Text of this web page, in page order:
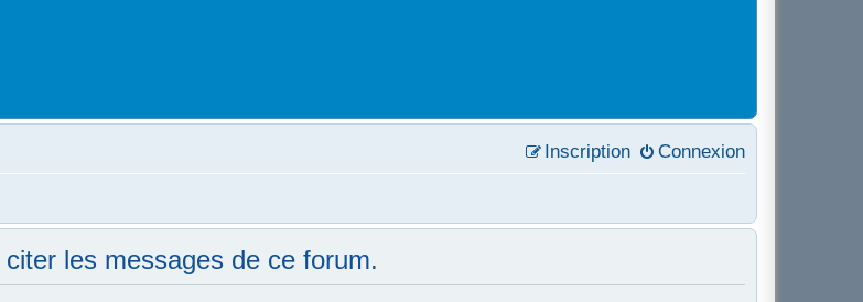
Connexion
Inscription
les messages de ce forum.